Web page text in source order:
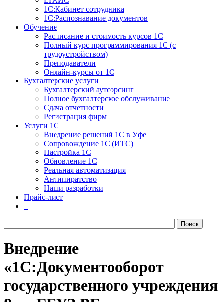
1С:Кабинет сотрудника
1С:Распознавание документов
Обучение
Расписание и стоимость курсов 1С
Полный курс программирования 1С (с
трудоустройством)
Преподаватели
Онлайн-курсы от 1С
Бухгалтерские услуги
Бухгалтерский аутсорсинг
Полное бухгалтерское обслуживание
Сдача отчетности
Регистрация фирм
Услуги 1С
Внедрение решений 1С в Уфе
Сопровождение 1С (ИТС)
Настройка 1С
Обновление 1С
Реальная автоматизация
Антипиратство
Наши разработки
Прайс-лист
Внедрение
«1С:Документооборот
государственного учреждения